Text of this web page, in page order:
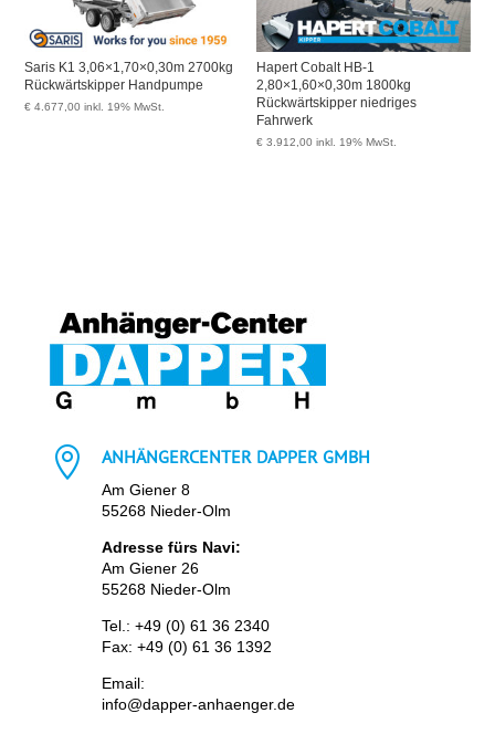
Saris K1 3,06×1,70×0,30m 2700kg
Rückwärtskipper Handpumpe
€ 4.677,00 inkl. 19% MwSt.
Hapert Cobalt HB-1
2,80×1,60×0,30m 1800kg
Rückwärtskipper niedriges
Fahrwerk
€ 3.912,00 inkl. 19% MwSt.
 ANHÄNGERCENTER DAPPER GMBH
Am Giener 8
55268 Nieder-Olm
Adresse fürs Navi:
Am Giener 26
55268 Nieder-Olm
Tel.: +49 (0) 61 36 2340
Fax: +49 (0) 61 36 1392
Email:
info@dapper-anhaenger.de